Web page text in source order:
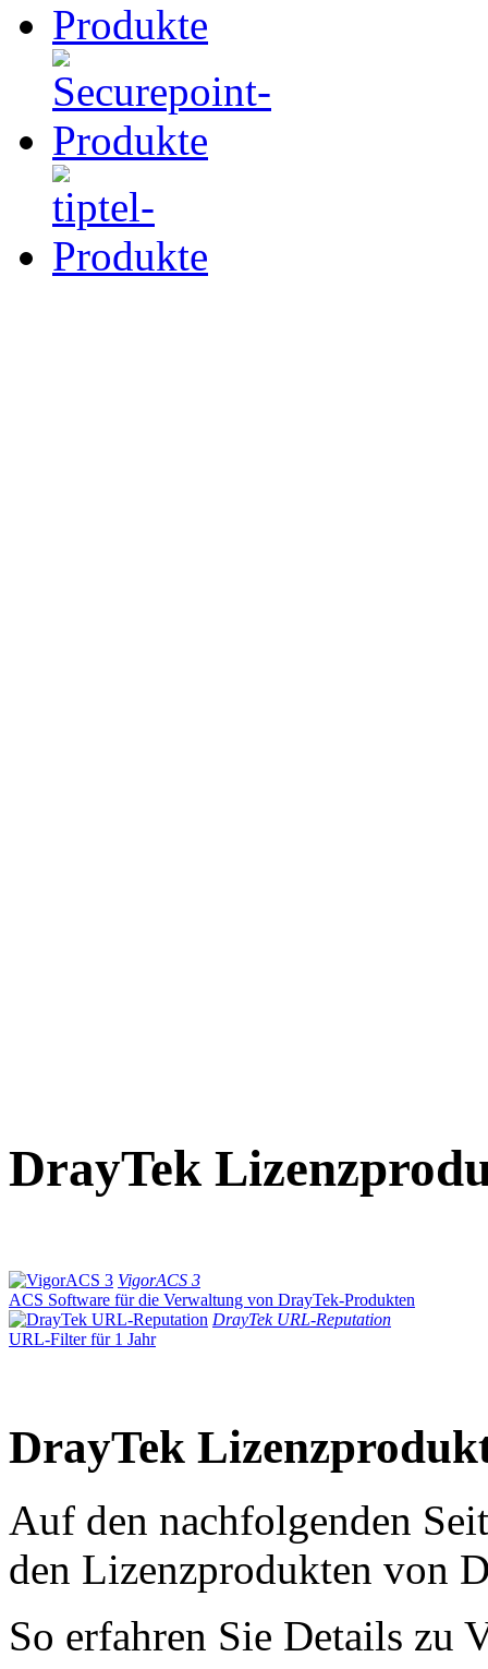
DrayTek
VigorACS 3
ACS Software für die Verwaltung von DrayTek-Produkten
DrayTek URL-Reputation
URL-Filter für 1 Jahr
DrayTek
Auf den nachfolgenden
den Lizenzprodukten von
So erfahren Sie Details zu